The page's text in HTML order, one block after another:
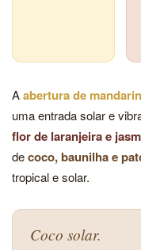
Aabertura de
uma entrada solar e
flor de laranjeira e
decoco, baunilha e
tropical e solar.
Coco solar.